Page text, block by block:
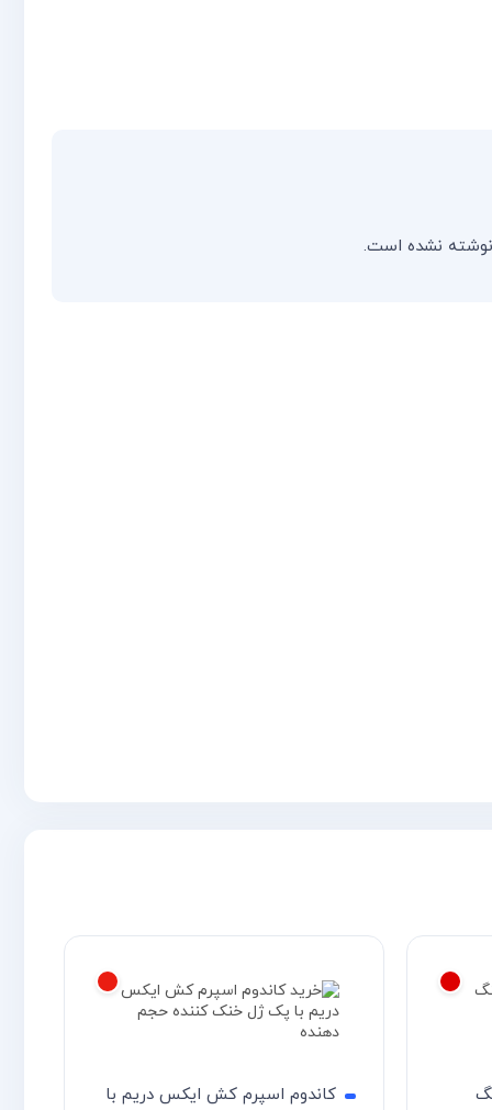
نشده است.
کاندوم اسپرم کش ایکس دریم با